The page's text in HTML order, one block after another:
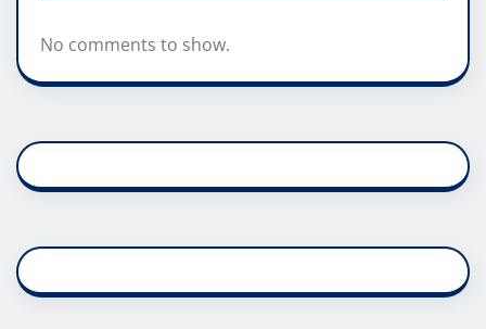
No comments to show.